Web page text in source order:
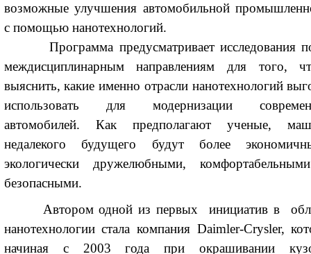
возможные улучшения автомобильной
с помощью нанотехнологий.
Программа предусматривает исследования
междисциплинарным направлениям для того,
выяснить, какие именно отрасли нанотехнологий
использовать для модернизации
автомобилей. Как предполагают ученые,
недалекого будущего будут более
экологически дружелюбными,
безопасными.
Автором одной из первых инициатив в
нанотехнологии стала компания Daimler-Crysler,
начиная с 2003 года при окрашивании